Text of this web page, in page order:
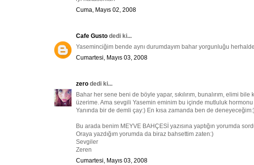
Cuma, Mayıs 02, 2008
Cafe Gusto dedi ki...
Yaseminciğim bende aynı durumdayım bahar yorgunluğu
Cumartesi, Mayıs 03, 2008
zero dedi ki...
Bahar her sene beni de böyle yapar, sıkılırım, bunalırım, elimi
üzerime. Ama sevgili Yasemin eminim bu içinde mutluluk
Yanında bir de demli çay:) En kısa zamanda ben de
Bu arada benim MEYVE BAHÇESİ yazısına yaptığın yorumda
Oraya yazdığım yorumda da biraz bahsettim zaten:)
Sevgiler
Zeren
Cumartesi, Mayıs 03, 2008